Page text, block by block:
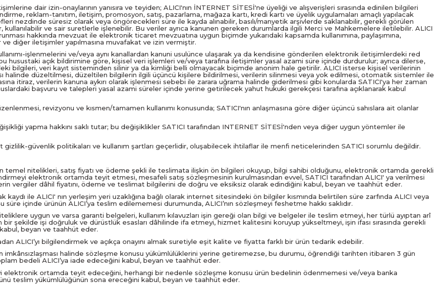
dair izin-onaylarının yanısıra ve teyiden; ALICI'nın İNTERNET SİTESİ'ne üyeliği ve alışverişleri sırasında edinilen bilgileri
reklam-tanıtım, iletişim, promosyon, satış, pazarlama, mağaza kartı, kredi kartı ve üyelik uygulamaları amaçlı yapılacak
nezdinde süresiz olarak veya öngörecekleri süre ile kayda alınabilir, basılı/manyetik arşivlerde saklanabilir, gerekli görülen
kullanılabilir ve sair suretlerle işlenebilir. Bu veriler ayrıca kanunen gereken durumlarda ilgili Merci ve Mahkemelere iletilebilir. ALICI
hakkında mevzuat ile elektronik ticaret mevzuatına uygun biçimde yukarıdaki kapsamda kullanımına, paylaşımına,
diğer iletişimler yapılmasına muvafakat ve izin vermiştir.
işlenmelerini ve/veya aynı kanallardan kanuni usulünce ulaşarak ya da kendisine gönderilen elektronik iletişimlerdeki red
husustaki açık bildirimine göre, kişisel veri işlemleri ve/veya tarafına iletişimler yasal azami süre içinde durdurulur; ayrıca dilerse,
bilgileri, veri kayıt sisteminden silinir ya da kimliği belli olmayacak biçimde anonim hale getirilir. ALICI isterse kişisel verilerinin
halinde düzeltilmesi, düzeltilen bilgilerin ilgili üçüncü kişilere bildirilmesi, verilerin silinmesi veya yok edilmesi, otomatik sistemler ile
itiraz, verilerin kanuna aykırı olarak işlenmesi sebebi ile zarara uğrama halinde giderilmesi gibi konularda SATICI'ya her zaman
başvuru ve talepleri yasal azami süreler içinde yerine getirilecek yahut hukuki gerekçesi tarafına açıklanarak kabul
revizyonu ve kısmen/tamamen kullanımı konusunda; SATICI'nın anlaşmasına göre diğer üçüncü sahıslara ait olanlar
yapma hakkını saklı tutar; bu değişiklikler SATICI tarafından INTERNET SİTESİ'nden veya diğer uygun yöntemler ile
güvenlik politikaları ve kullanım şartları geçerlidir, oluşabilecek ihtilaflar ile menfi neticelerinden SATICI sorumlu değildir.
temel nitelikleri, satış fiyatı ve ödeme şekli ile teslimata ilişkin ön bilgileri okuyup, bilgi sahibi olduğunu, elektronik ortamda gerekli
elektronik ortamda teyit etmesi, mesafeli satış sözleşmesinin kurulmasından evvel, SATICI tarafından ALICI' ya verilmesi
vergiler dâhil fiyatını, ödeme ve teslimat bilgilerini de doğru ve eksiksiz olarak edindiğini kabul, beyan ve taahhüt eder.
ile ALICI' nın yerleşim yeri uzaklığına bağlı olarak internet sitesindeki ön bilgiler kısmında belirtilen süre zarfında ALICI veya
içinde ürünün ALICI’ya teslim edilememesi durumunda, ALICI’nın sözleşmeyi feshetme hakkı saklıdır.
uygun ve varsa garanti belgeleri, kullanım kılavuzları işin gereği olan bilgi ve belgeler ile teslim etmeyi, her türlü ayıptan arî
şekilde işi doğruluk ve dürüstlük esasları dâhilinde ifa etmeyi, hizmet kalitesini koruyup yükseltmeyi, işin ifası sırasında gerekli
beyan ve taahhüt eder.
ALICI’yı bilgilendirmek ve açıkça onayını almak suretiyle eşit kalite ve fiyatta farklı bir ürün tedarik edebilir.
halinde sözleşme konusu yükümlülüklerini yerine getiremezse, bu durumu, öğrendiği tarihten itibaren 3 gün
bedeli ALICI’ya iade edeceğini kabul, beyan ve taahhüt eder.
elektronik ortamda teyit edeceğini, herhangi bir nedenle sözleşme konusu ürün bedelinin ödenmemesi ve/veya banka
teslim yükümlülüğünün sona ereceğini kabul, beyan ve taahhüt eder.